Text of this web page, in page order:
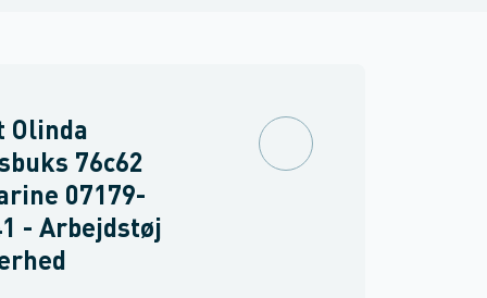
Olinda
76c62
07179-
- Arbejdstøj